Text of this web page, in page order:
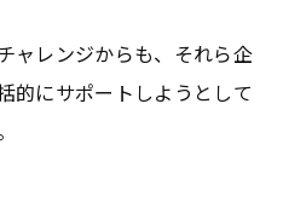
ャレンジからも、それら企
的にサポートしようとして